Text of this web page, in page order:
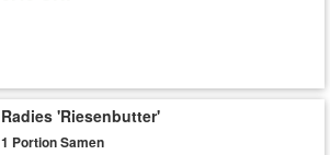
Radies 'Riesenbutter'
1 Portion Samen